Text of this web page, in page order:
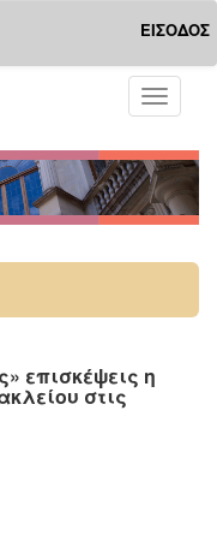
ΕΙΣΟΔΟΣ
Toggle
επισκέψεις η
στις